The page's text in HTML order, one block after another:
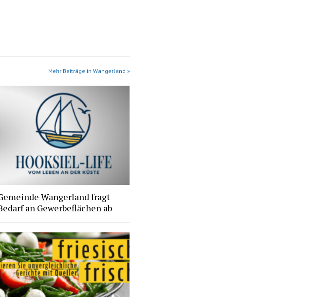
Mehr Beiträge in Wangerland »
Wangerland fragt
an Gewerbeflächen ab